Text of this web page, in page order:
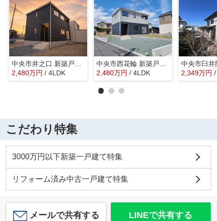
2,480万円 / 4LDK
2,480万円 / 4LDK 2,349万円
こだわり特集
3000万円以下新築一戸建て特集
リフォーム済み中古一戸建て特集
メールで共有する LINEで共有する